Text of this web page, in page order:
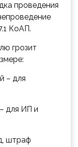
проведения
КоАП.
грозит
– для
для ИП и
штраф